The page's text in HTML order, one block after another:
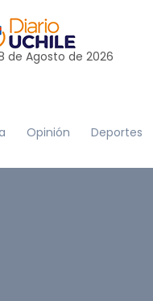
de Agosto de 2026
Opinión Deportes